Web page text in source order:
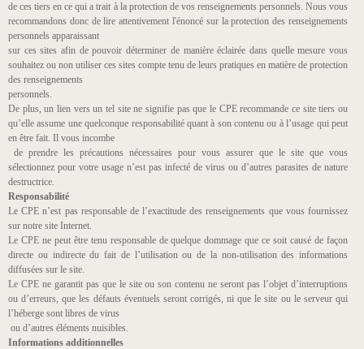
de ces tiers en ce qui a trait à la protection de vos renseignements personnels. Nous vous
recommandons donc de lire attentivement l'énoncé sur la protection des renseignements
personnels apparaissant
sur ces sites afin de pouvoir déterminer de manière éclairée dans quelle mesure vous
souhaitez ou non utiliser ces sites compte tenu de leurs pratiques en matière de protection
des renseignements
personnels.
De plus, un lien vers un tel site ne signifie pas que le CPE recommande ce site tiers ou
qu’elle assume une quelconque responsabilité quant à son contenu ou à l’usage qui peut
en être fait. Il vous incombe
de prendre les précautions nécessaires pour vous assurer que le site que vous
sélectionnez pour votre usage n’est pas infecté de virus ou d’autres parasites de nature
destructrice.
Responsabilité
Le CPE n’est pas responsable de l’exactitude des renseignements que vous fournissez
sur notre site Internet.
Le CPE ne peut être tenu responsable de quelque dommage que ce soit causé de façon
directe ou indirecte du fait de l’utilisation ou de la non-utilisation des informations
diffusées sur le site.
Le CPE ne garantit pas que le site ou son contenu ne seront pas l’objet d’interruptions
ou d’erreurs, que les défauts éventuels seront corrigés, ni que le site ou le serveur qui
l’héberge sont libres de virus
ou d’autres éléments nuisibles.
Informations additionnelles